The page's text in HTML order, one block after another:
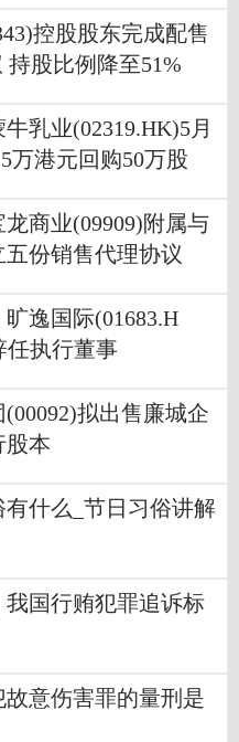
控股股东完成配售
持股比例降至51%
乳业(02319.HK)5月
万港元回购50万股
商业(09909)附属与
份销售代理协议
逸国际(01683.H
任执行董事
拟出售廉城企
股本
有什么_节日习俗讲解
国行贿犯罪追诉标
意伤害罪的量刑是